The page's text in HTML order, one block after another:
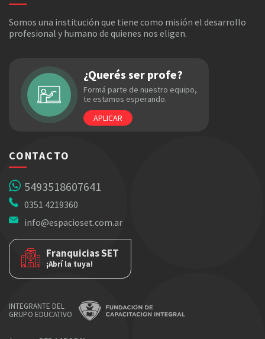
Somos una institución que tiene como misión el desarrollo
profesional y humano de quienes nos eligen.
¿Querés ser profe?
Formá parte de nuestro equipo,
te estamos esperando.
APLICAR
CONTACTO
5493518607641
0351 4219360
info@espacioset.com.ar
Franquicias SET
¡Abrí la tuya!
INTEGRANTE DEL
GRUPO EDUCATIVO